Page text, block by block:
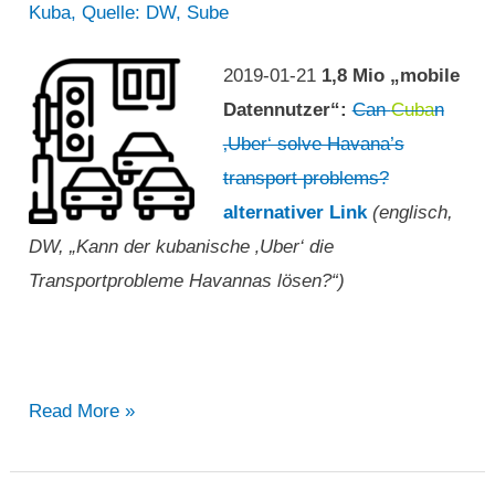
Kuba,Quelle: DW, Sube
2019-01-21 1,8 Mio „mobile
Datennutzer“:CanCuban
‚Uber‘ solve Havana’s
transport problems?
alternativer Link (englisch,
DW, „Kann der kubanische ‚Uber‘ die
Transportprobleme Havannas lösen?“)
„Kann
kubanische
Read More »